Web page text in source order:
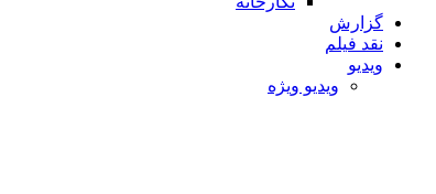
گزارش
نقد فیلم
ویدیو
ویدیو ویژه